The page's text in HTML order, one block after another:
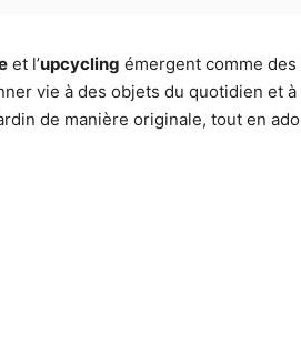
et l’upcycling émergent comme
vie à des objets du quotidien et
de manière originale, tout en